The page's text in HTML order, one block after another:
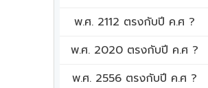
พ.ศ. 2112 ตรงกับปี ค.ศ ?
พ.ศ. 2020 ตรงกับปี ค.ศ ?
พ.ศ. 2556 ตรงกับปี ค.ศ ?